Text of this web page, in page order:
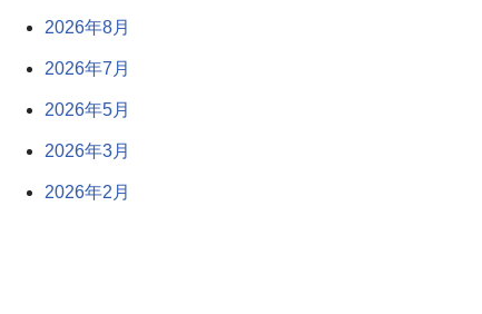
2026年8月
2026年7月
2026年5月
2026年3月
2026年2月